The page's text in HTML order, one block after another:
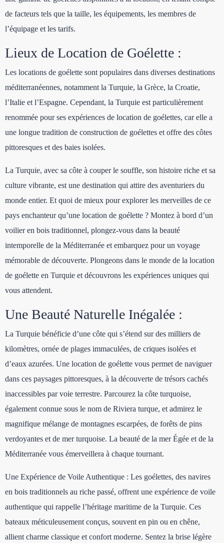
de facteurs tels que la taille, les équipements, les membres de
l’équipage et les tarifs.
Lieux de Location de Goélette :
Les locations de goélette sont populaires dans diverses destinations
méditerranéennes, notamment la Turquie, la Grèce, la Croatie,
l’Italie et l’Espagne. Cependant, la Turquie est particulièrement
renommée pour ses expériences de location de goélettes, car elle a
une longue tradition de construction de goélettes et offre des côtes
pittoresques et des baies isolées.
La Turquie, avec sa côte à couper le souffle, son histoire riche et sa
culture vibrante, est une destination qui attire des aventuriers du
monde entier. Et quoi de mieux pour explorer les merveilles de ce
pays enchanteur qu’une location de goélette ? Montez à bord d’un
voilier en bois traditionnel, plongez-vous dans la beauté
intemporelle de la Méditerranée et embarquez pour un voyage
mémorable de découverte. Plongeons dans le monde de la location
de goélette en Turquie et découvrons les expériences uniques qui
vous attendent.
Une Beauté Naturelle Inégalée :
La Turquie bénéficie d’une côte qui s’étend sur des milliers de
kilomètres, ornée de plages immaculées, de criques isolées et
d’eaux azurées. Une location de goélette vous permet de naviguer
dans ces paysages pittoresques, à la découverte de trésors cachés
inaccessibles par voie terrestre. Parcourez la côte turquoise,
également connue sous le nom de Riviera turque, et admirez le
magnifique mélange de montagnes escarpées, de forêts de pins
verdoyantes et de mer turquoise. La beauté de la mer Égée et de la
Méditerranée vous émerveillera à chaque tournant.
Une Expérience de Voile Authentique : Les goélettes, des navires
en bois traditionnels au riche passé, offrent une expérience de voile
authentique qui rappelle l’héritage maritime de la Turquie. Ces
bateaux méticuleusement conçus, souvent en pin ou en chêne,
allient charme classique et confort moderne. Sentez la brise légère